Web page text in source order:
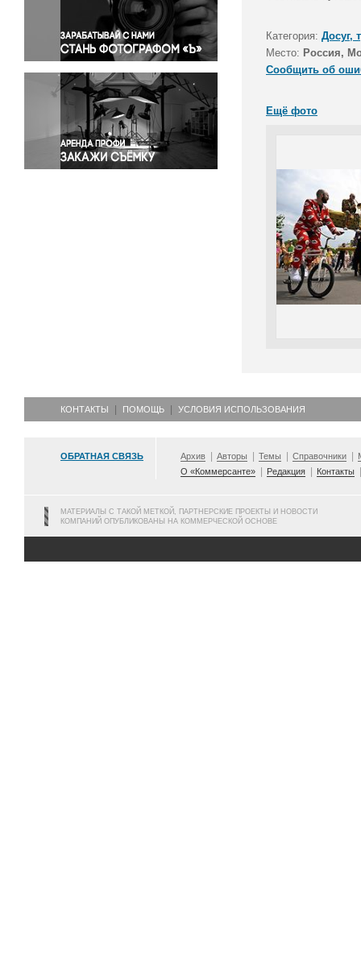
Правосудие
Происшествия и конфликты
Религия
Светская жизнь
Спорт
Экология
Экономика и бизнес
Категория: Досуг,
Место: Россия,
Сообщить об
Ещё фото
КОНТАКТЫ ПОМОЩЬ УСЛОВИЯ ИСПОЛЬЗОВАНИЯ
ОБРАТНАЯ СВЯЗЬ Архив Авторы Темы Справочники
О «Коммерсанте»
Редакция Контакты
МАТЕРИАЛЫ С ТАКОЙ МЕТКОЙ, ПАРТНЕРСКИЕ ПРОЕКТЫ И НОВОСТИ
КОМПАНИЙ ОПУБЛИКОВАНЫ НА КОММЕРЧЕСКОЙ ОСНОВЕ